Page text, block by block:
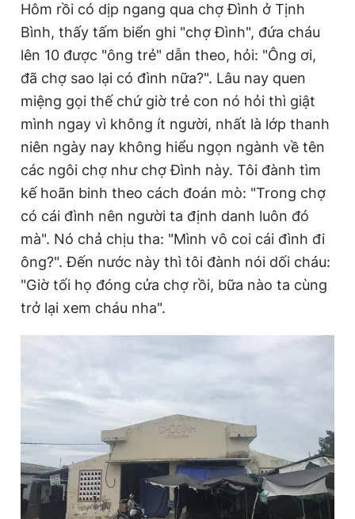
Theo dõi báo trên
Hotline
0906 645 777
Liên hệ quảng cáo
0908 780 404
Đặt báo Quảng cáo RSS Tòa soạn Chính sách bảo
Tổng biên tập: Nguyễn Ngọc Toàn
Phó tổng biên tập thường trực: Hải Thành
Phó tổng biên tập: Lâm Hiếu Dũng
Phó tổng biên tập: Trần Việt Hưng
Giấy phép xuất bản số 110/GP - BTTTT cấp ngày 24.3.2020
© 2003-2026 Bản quyền thuộc về Báo Thanh Niên. Cấm sao
chép dưới mọi hình thức nếu không có sự chấp thuận bằng văn
Hôm rồi có dịp ngang qua chợ Đình ở Tịnh
Bình, thấy tấm biển ghi "chợ Đình", đứa cháu
lên 10 được "ông trẻ" dẫn theo, hỏi: "Ông ơi,
đã chợ sao lại có đình nữa?". Lâu nay quen
miệng gọi thế chứ giờ trẻ con nó hỏi thì giật
mình ngay vì không ít người, nhất là lớp thanh
niên ngày nay không hiểu ngọn ngành về tên
các ngôi chợ như chợ Đình này. Tôi đành tìm
kế hoãn binh theo cách đoán mò: "Trong chợ
có cái đình nên người ta định danh luôn đó
mà". Nó chả chịu tha: "Mình vô coi cái đình đi
ông?". Đến nước này thì tôi đành nói dối cháu:
"Giờ tối họ đóng cửa chợ rồi, bữa nào ta cùng
trở lại xem cháu nha".